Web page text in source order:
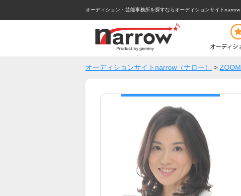
オーディション・芸能事務所を探すならオーディションサイトnarrow
オーディションサイトnarrow（ナロー） > ZOOM